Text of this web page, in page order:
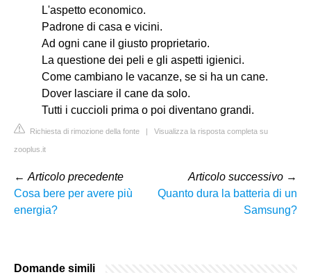
L'aspetto economico.
Padrone di casa e vicini.
Ad ogni cane il giusto proprietario.
La questione dei peli e gli aspetti igienici.
Come cambiano le vacanze, se si ha un cane.
Dover lasciare il cane da solo.
Tutti i cuccioli prima o poi diventano grandi.
Richiesta di rimozione della fonte | Visualizza la risposta completa su
zooplus.it
← Articolo precedente
Cosa bere per avere più
energia?
Articolo successivo →
Quanto dura la batteria di un
Samsung?
Domande simili